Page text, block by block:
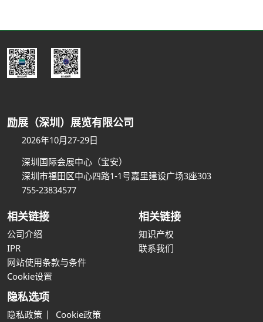
励展（深圳）展览有限公司
2026年10月27-29日
深圳国际会展中心（宝安）
深圳市福田区中心四路1-1号嘉里建设广场3座303
755-23834577
相关链接
公司介绍
IPR
网站使用条款与条件
Cookie设置
相关链接
知识产权
联系我们
隐私选项
隐私政策 Cookie政策